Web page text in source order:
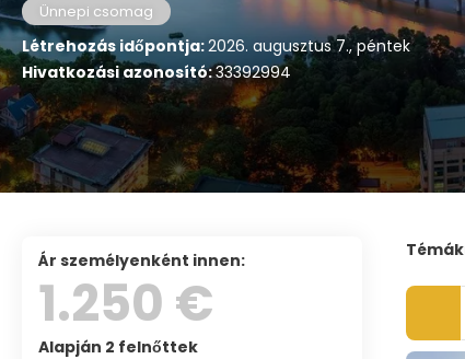
Ünnepi csomag
Létrehozás időpontja:2026. augusztus 7., péntek
Hivatkozási azonosító:33392994
Témák
ár személyenként innen:
1.250 €
Alapján 2 felnőttek